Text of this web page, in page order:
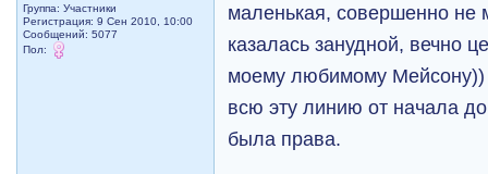
Группа: Участники
Регистрация: 9 Сен 2010, 10:00
Сообщений: 5077
Пол:
маленькая, совершенно не
казалась занудной, вечно
моему любимому Мейсону))
всю эту линию от начала
была права.